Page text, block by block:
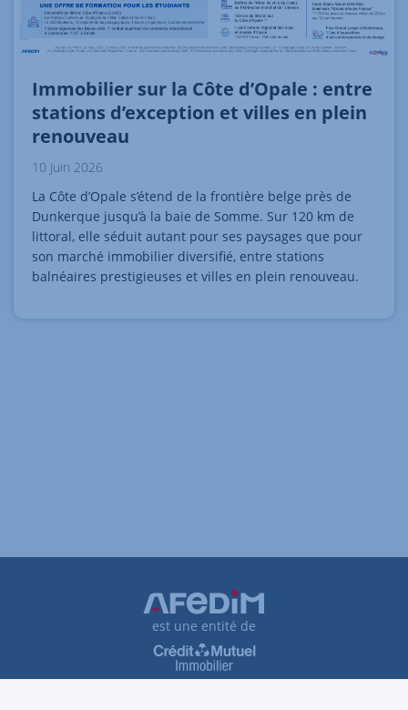
Immobilier sur la Côte d’Opale : entre
stations d’exception et villes en plein
renouveau
10 Juin 2026
La Côte d’Opale s’étend de la frontière belge près de
Dunkerque jusqu’à la baie de Somme. Sur 120 km de
littoral, elle séduit autant pour ses paysages que pour
son marché immobilier diversifié, entre stations
balnéaires prestigieuses et villes en plein renouveau.
est une entité de